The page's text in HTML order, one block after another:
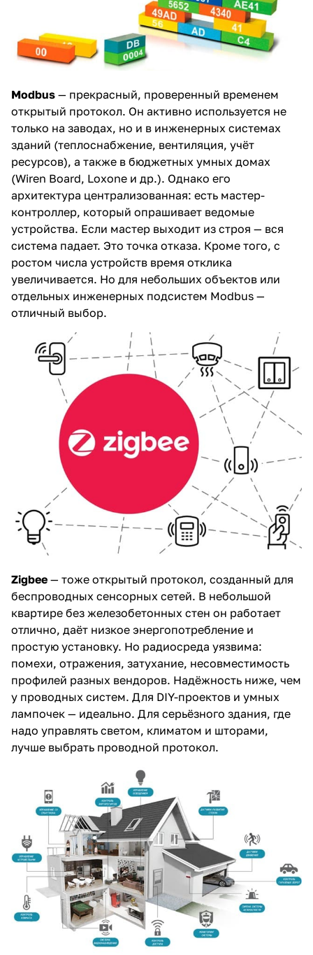
Modbus — прекрасный, проверенный временем
открытый протокол. Он активно используется не
только на заводах, но и в инженерных системах
зданий (теплоснабжение, вентиляция, учёт
ресурсов), а также в бюджетных умных домах
(Wiren Board, Loxone и др.). Однако его
архитектура централизованная: есть мастер-
контроллер, который опрашивает ведомые
устройства. Если мастер выходит из строя — вся
система падает. Это точка отказа. Кроме того, с
ростом числа устройств время отклика
увеличивается. Но для небольших объектов или
отдельных инженерных подсистем Modbus —
отличный выбор.
Zigbee — тоже открытый протокол, созданный для
беспроводных сенсорных сетей. В небольшой
квартире без железобетонных стен он работает
отлично, даёт низкое энергопотребление и
простую установку. Но радиосреда уязвима:
помехи, отражения, затухание, несовместимость
профилей разных вендоров. Надёжность ниже, чем
у проводных систем. Для DIY-проектов и умных
лампочек — идеально. Для серьёзного здания, где
надо управлять светом, климатом и шторами,
лучше выбрать проводной протокол.